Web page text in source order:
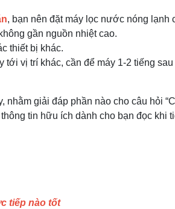
, bạn nên đặt máy lọc nước nóng lạnh
gần nguồn nhiệt cao.
thiết bị khác.
tới vị trí khác, cần để máy 1-2 tiếng
nhằm giải đáp phần nào cho câu hỏi
tin hữu ích dành cho bạn đọc khi
tiếp nào tốt